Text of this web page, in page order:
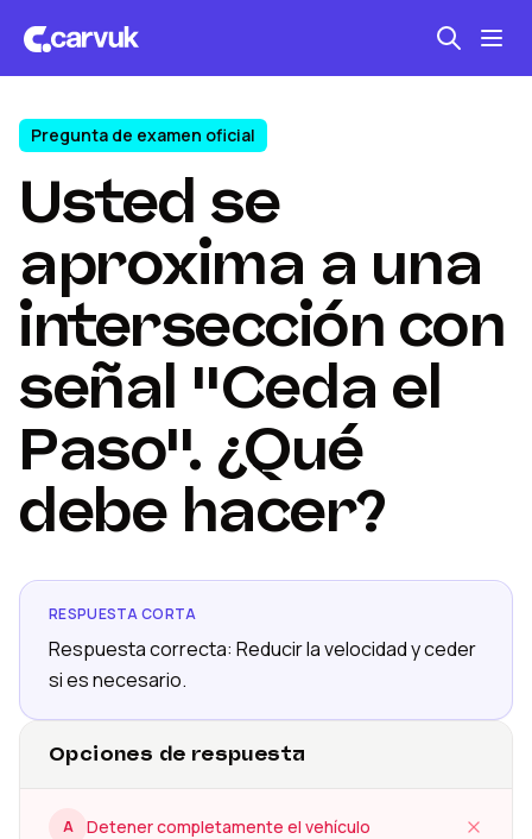
Seguro automotriz
Mantención kilometraje
Revisión técnica
Pregunta de examen oficial
Usted se
aproxima a una
intersección con
señal "Ceda el
Paso". ¿Qué
debe hacer?
RESPUESTA CORTA
Respuesta correcta: Reducir la velocidad y ceder
si es necesario.
Opciones de respuesta
A Detener completamente el vehículo